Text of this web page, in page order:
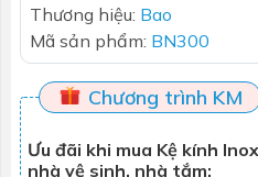
Thương hiệu: Bao
Mã sản phẩm: BN300
Chương trình KM
Ưu đãi khi mua Kệ kính
nhà vệ sinh, nhà tắm: